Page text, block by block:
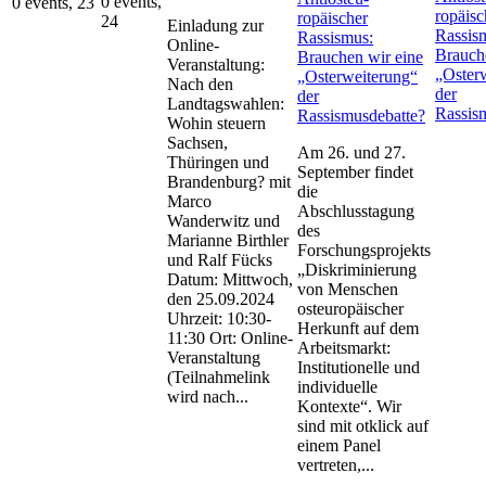
24
Einladung zur
Online-
Veranstaltung:
Nach den
Landtagswahlen:
Wohin steuern
Sachsen,
Thüringen und
Brandenburg? mit
Marco
Wanderwitz und
Marianne Birthler
und Ralf Fücks
Datum: Mittwoch,
den 25.09.2024
Uhrzeit: 10:30-
11:30 Ort: Online-
Veranstaltung
(Teilnahmelink
wird nach...
ropäischer
Rassismus:
Brauchen wir eine
„Oster­weiterung“
der
Rassismusdebatte?
Am 26. und 27.
September findet
die
Abschlusstagung
des
Forschungsprojekts
„Diskriminierung
von Menschen
osteuropäischer
Herkunft auf dem
Arbeitsmarkt:
Institutionelle und
individuelle
Kontexte“. Wir
sind mit otklick auf
einem Panel
vertreten,...
der